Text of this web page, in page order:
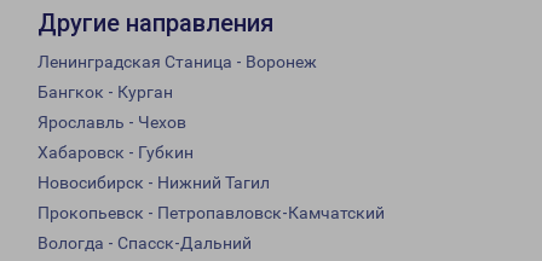
Другие направления
Ленинградская Станица - Воронеж
Бангкок - Курган
Ярославль - Чехов
Хабаровск - Губкин
Новосибирск - Нижний Тагил
Прокопьевск - Петропавловск-Камчатский
Вологда - Спасск-Дальний